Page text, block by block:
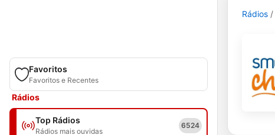
Favoritos
Favoritos e Recentes
Rádios
Top Rádios
Rádios mais ouvidas
6524
Rádios